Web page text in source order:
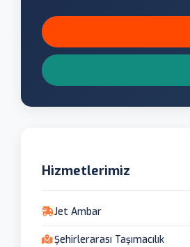
Hizmetlerimiz
Jet Ambar
Şehirlerarası Taşımacılık